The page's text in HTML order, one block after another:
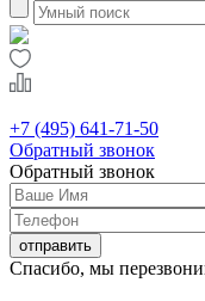
+7 (495) 641-71-50
Обратный звонок
Обратный звонок
Спасибо, мы